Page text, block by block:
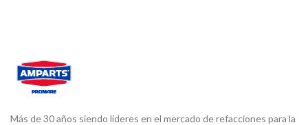
Más de 30 años siendo líderes en el mercado de refacciones para la